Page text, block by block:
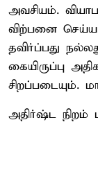
அவசியம்.
விற்பனை செய்ய
தவிர்ப்பது
கையிருப்பு
சிறப்படையும்.
அதிர்ஷ்ட